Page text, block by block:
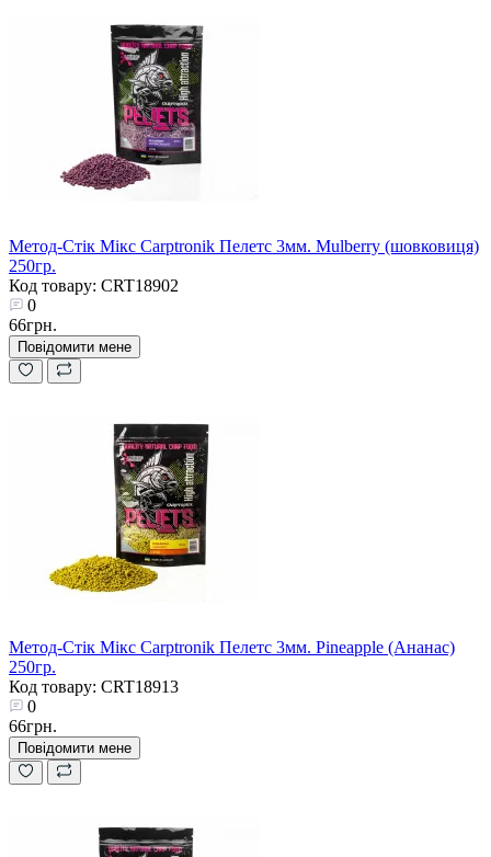
Метод-Стік Мікс Carptronik Пелетс 3мм. Mulberry (шовковиця)
250гр.
Код товару: CRT18902
0
66грн.
Повідомити мене
Метод-Стік Мікс Carptronik Пелетс 3мм. Pineapple (Ананас)
250гр.
Код товару: CRT18913
0
66грн.
Повідомити мене